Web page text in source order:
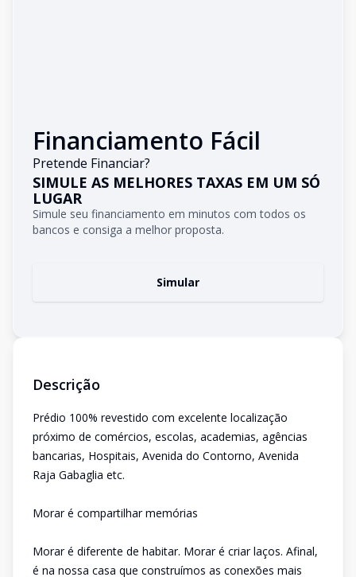
Financiamento Fácil
Pretende Financiar?
SIMULE AS MELHORES TAXAS EM UM SÓ
LUGAR
Simule seu financiamento em minutos com todos os
bancos e consiga a melhor proposta.
Simular
Descrição
Prédio 100% revestido com excelente localização
próximo de comércios, escolas, academias, agências
bancarias, Hospitais, Avenida do Contorno, Avenida
Raja Gabaglia etc.
Morar é compartilhar memórias
Morar é diferente de habitar. Morar é criar laços. Afinal,
é na nossa casa que construímos as conexões mais